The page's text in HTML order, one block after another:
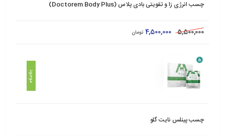
چسب انرژی ‌زا و تقویتی بادی پلاس (Doctorem Body Plus)
5,500,000
4,500,000 تومان
موجود
چسب پینلس نایت گلو